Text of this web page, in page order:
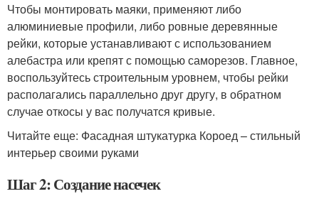
Чтобы монтировать маяки, применяют либо
алюминиевые профили, либо ровные деревянные
рейки, которые устанавливают с использованием
алебастра или крепят с помощью саморезов. Главное,
воспользуйтесь строительным уровнем, чтобы рейки
располагались параллельно друг другу, в обратном
случае откосы у вас получатся кривые.
Читайте еще: Фасадная штукатурка Короед – стильный
интерьер своими руками
Шаг 2: Создание насечек